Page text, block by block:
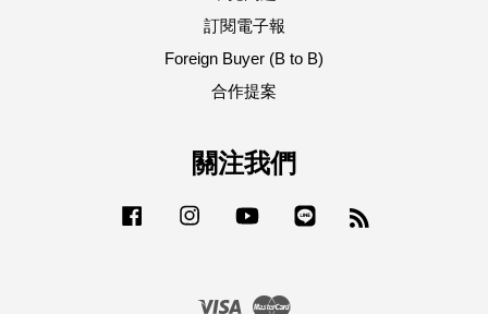
訂閱電子報
Foreign Buyer (B to B)
合作提案
關注我們
Facebook Instagram YouTube
Visa